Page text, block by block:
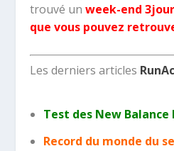
trouvé unweek-end
que vous pouvez
Les derniers articles
Test des New Balance
Record du monde du